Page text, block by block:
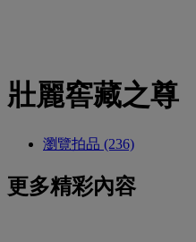
壯麗窖藏之尊
瀏覽拍品 (236)
更多精彩內容